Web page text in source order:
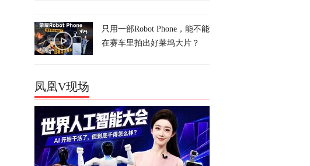
只用一部Robot Phone，能不能
在赛车里拍出好莱坞大片？
凤凰V现场